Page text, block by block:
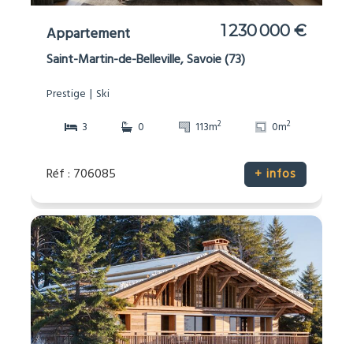
Appartement 1 230 000 €
Saint-Martin-de-Belleville, Savoie (73)
Prestige
Ski
3
0 113m2 0m2
Réf : 706085 + infos